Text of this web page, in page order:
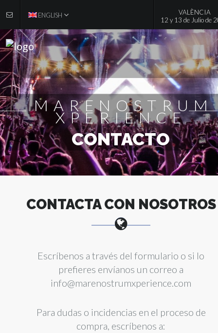
ENGLISH
VALÈNCIA
12 y 13 de Julio de
MARENOSTRUM
XPERIENCE
CONTACTO
CONTACTA CON NOSOTROS
Escríbenos a través del formulario o si lo
prefieres envíanos un correo a
info@marenostrumxperience.com
Para dudas o incidencias en el proceso de
compra, escríbenos a: